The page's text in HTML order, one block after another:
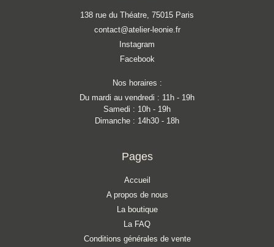
138 rue du Théatre, 75015 Paris
contact@atelier-leonie.fr
Instagram
Facebook
Nos horaires :
Du mardi au vendredi : 11h - 19h
Samedi : 10h - 19h
Dimanche : 14h30 - 18h
Pages
Accueil
A propos de nous
La boutique
La FAQ
Conditions générales de vente